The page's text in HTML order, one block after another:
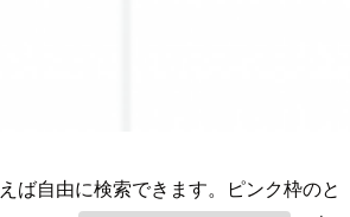
ば自由に検索できます。ピンク枠のと